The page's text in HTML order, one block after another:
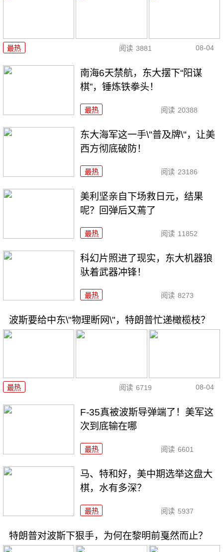
最热 阅读 3881 08-04
南海6天禁航，东大摆下“阳谋
棋”，锤炼铁拳头！
最热 阅读 20388
东大海军这一手\"普及牌\"，让美
西方彻底破防！
最热 阅读 23186
美利坚亲自下场救日元，结果
呢？回弹后又蔫了
最热 阅读 11852
科幻片照进了现实，东大机器狼
驮着武器冲锋！
最热 阅读 8273
波斯要给中东\"物理断网\"，特朗普忙递橄榄枝？
最热 阅读 6719 08-04
F-35真被波斯导弹端了！美军这
次到底输在哪
最热 阅读 6601
马、特和好，美中期选举这盘大
棋，水有多深？
最热 阅读 5937
特朗普对波斯下狠手，为何在黎明前戛然而止？